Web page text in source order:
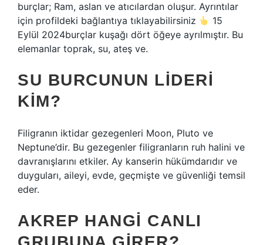
burçlar; Ram, aslan ve atıcılardan oluşur. Ayrıntılar
için profildeki bağlantıya tıklayabilirsiniz
15
Eylül 2024burçlar kuşağı dört öğeye ayrılmıştır. Bu
elemanlar toprak, su, ateş ve.
SU BURCUNUN LIDERI
KIM?
Filigranın iktidar gezegenleri Moon, Pluto ve
Neptune’dir. Bu gezegenler filigranların ruh halini ve
davranışlarını etkiler. Ay kanserin hükümdarıdır ve
duyguları, aileyi, evde, geçmişte ve güvenliği temsil
eder.
AKREP HANGI CANLI